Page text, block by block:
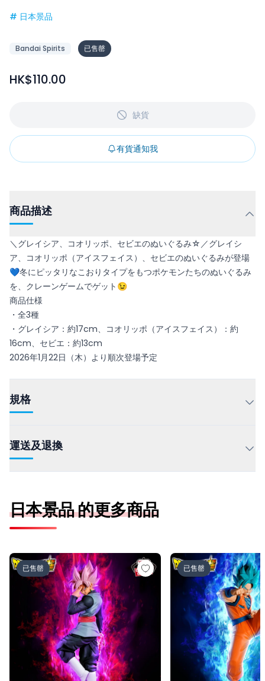
# 日本景品
Bandai Spirits 已售罄
HK$110.00
缺貨
有貨通知我
商品描述
＼グレイシア、コオリッポ、セビエのぬいぐるみ☆／グレイシ
ア、コオリッポ（アイスフェイス）、セビエのぬいぐるみが登場
💙冬にピッタリなこおりタイプをもつポケモンたちのぬいぐるみ
を、クレーンゲームでゲット😉
商品仕様
・全3種
・グレイシア：約17cm、コオリッポ（アイスフェイス）：約
16cm、セビエ：約13cm
2026年1月22日（木）より順次登場予定
規格
運送及退換
日本景品 的更多商品
ドラゴンボール超 MATCH MAKERS ゴクウブラック-超サ
已售罄
ドラゴンボール超
已售罄